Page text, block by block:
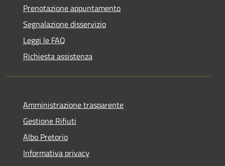
Prenotazione appuntamento
Segnalazione disservizio
Leggi le FAQ
Richiesta assistenza
Amministrazione trasparente
Gestione Rifiuti
Albo Pretorio
Informativa privacy